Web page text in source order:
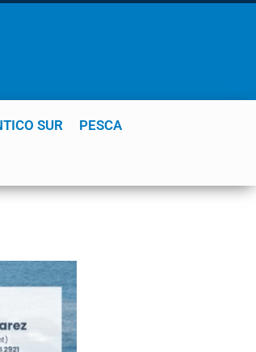
SUR PESCA